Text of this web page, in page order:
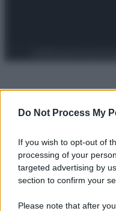
Do Not Process My
If you wish to opt-out of
processing of your
targeted advertising by
section to confirm your
Please note that after